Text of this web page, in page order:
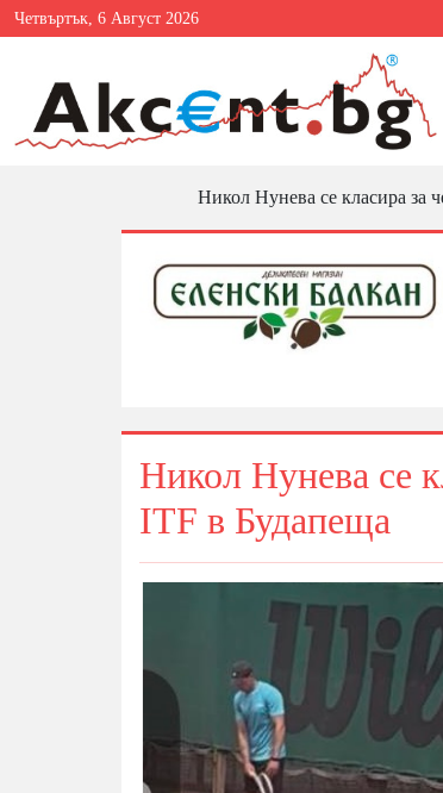
Четвъртък, 6 Август 2026
Никол Нунева се класира за
Никол Нунева се
ITF в Будапеща